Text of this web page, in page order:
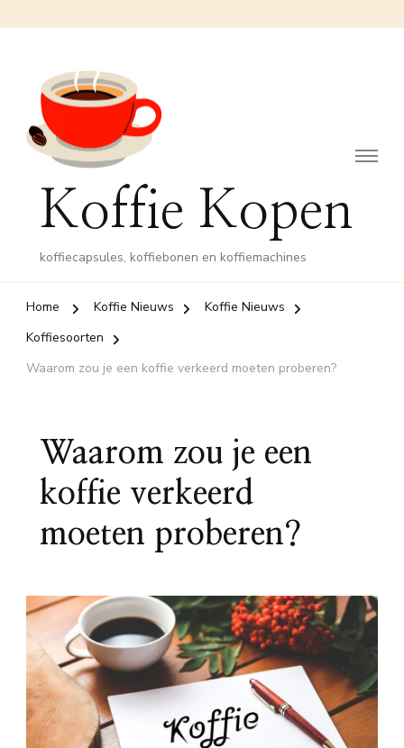
Koffie Kopen
koffiecapsules, koffiebonen en koffiemachines
Home Koffie Nieuws
Koffie Nieuws
Koffiesoorten
Waarom zou je een koffie verkeerd moeten proberen?
Waarom zou je een
koffie verkeerd
moeten proberen?